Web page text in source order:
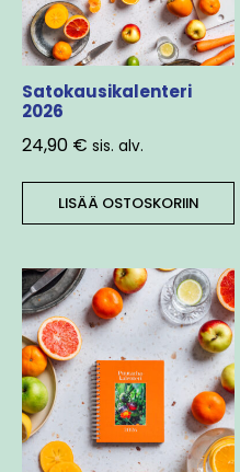
Satokausikalenteri
2026
24,90 € sis. alv.
LISÄÄ OSTOSKORIIN